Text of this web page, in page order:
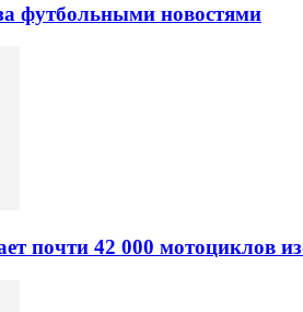
футбольными новостями
почти 42 000 мотоциклов